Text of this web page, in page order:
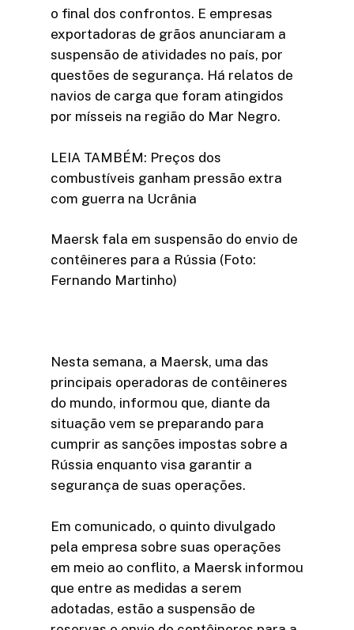
o final dos confrontos. E empresas
exportadoras de grãos anunciaram a
suspensão de atividades no país, por
questões de segurança. Há relatos de
navios de carga que foram atingidos
por mísseis na região do Mar Negro.
LEIA TAMBÉM: Preços dos
combustíveis ganham pressão extra
com guerra na Ucrânia
Maersk fala em suspensão do envio de
contêineres para a Rússia (Foto:
Fernando Martinho)
Nesta semana, a Maersk, uma das
principais operadoras de contêineres
do mundo, informou que, diante da
situação vem se preparando para
cumprir as sanções impostas sobre a
Rússia enquanto visa garantir a
segurança de suas operações.
Em comunicado, o quinto divulgado
pela empresa sobre suas operações
em meio ao conflito, a Maersk informou
que entre as medidas a serem
adotadas, estão a suspensão de